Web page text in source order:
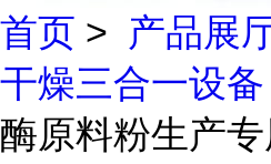
首页 > 产品展
干燥三合一设备
酶原料粉生产